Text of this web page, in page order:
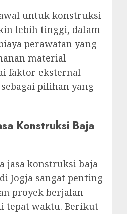
untuk konstruksi
lebih tinggi, dalam
perawatan yang
material
faktor eksternal
pilihan yang
Konstruksi Baja
jasa konstruksi baja
Jogja sangat penting
proyek berjalan
tepat waktu. Berikut